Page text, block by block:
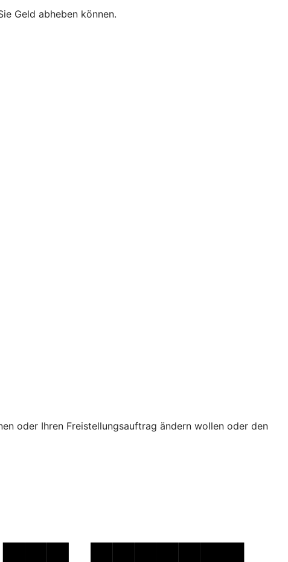
Geld abheben können.
oder Ihren Freistellungsauftrag ändern wollen oder den